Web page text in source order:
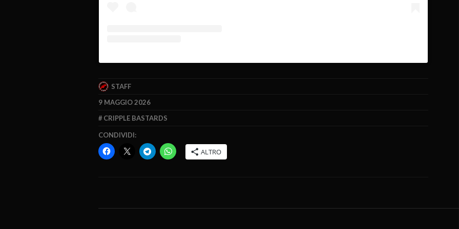
STAFF
9 MAGGIO 2026
CRIPPLE BASTARDS
CONDIVIDI:
ALTRO